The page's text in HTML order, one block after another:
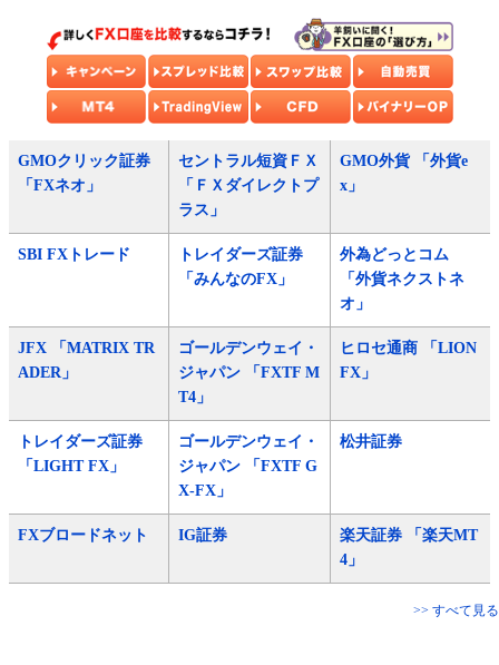
GMOクリック証券
「FXネオ」
セントラル短資ＦＸ
「ＦＸダイレクトプ
ラス」
GMO外貨 「外貨e
x」
SBI FXトレード
トレイダーズ証券
「みんなのFX」
外為どっとコム
「外貨ネクストネ
オ」
JFX 「MATRIX TR
ADER」
ゴールデンウェイ・
ジャパン 「FXTF M
T4」
ヒロセ通商 「LION
FX」
トレイダーズ証券
「LIGHT FX」
ゴールデンウェイ・
ジャパン 「FXTF G
X-FX」
松井証券
FXブロードネット IG証券
楽天証券 「楽天MT
4」
>> すべて見る